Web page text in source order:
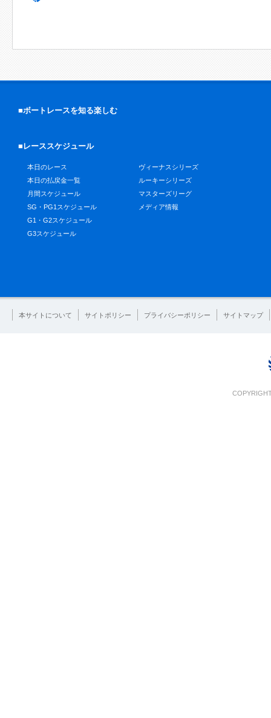
■ボートレースを知る楽しむ
■レーススケジュール
本日のレース
本日の払戻金一覧
月間スケジュール
SG・PG1スケジュール
G1・G2スケジュール
G3スケジュール
ヴィーナスシリーズ
ルーキーシリーズ
マスターズリーグ
メディア情報
本サイトについて サイトポリシー プライバシーポリシー サイトマップ